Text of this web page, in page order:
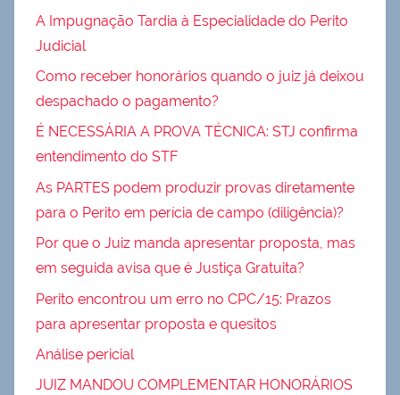
A Impugnação Tardia à Especialidade do Perito
Judicial
Como receber honorários quando o juiz já deixou
despachado o pagamento?
É NECESSÁRIA A PROVA TÉCNICA: STJ confirma
entendimento do STF
As PARTES podem produzir provas diretamente
para o Perito em perícia de campo (diligência)?
Por que o Juiz manda apresentar proposta, mas
em seguida avisa que é Justiça Gratuita?
Perito encontrou um erro no CPC/15: Prazos
para apresentar proposta e quesitos
Análise pericial
JUIZ MANDOU COMPLEMENTAR HONORÁRIOS